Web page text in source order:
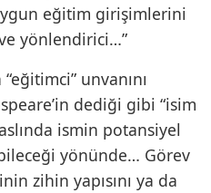
eğitim girişimlerini
ve yönlendirici…”
unvanını
dediği gibi “isim
ismin potansiyel
yönünde… Görev
zihin yapısını ya da